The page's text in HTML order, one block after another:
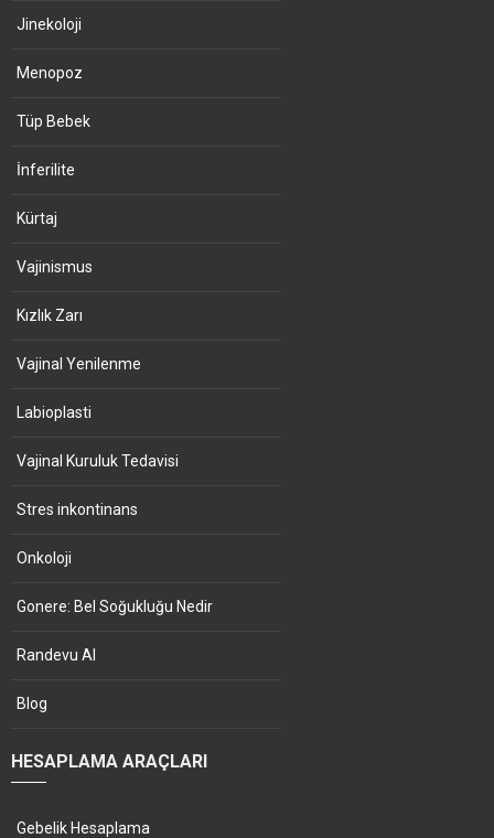
Jinekoloji
Menopoz
Tüp Bebek
İnferilite
Kürtaj
Vajinismus
Kızlık Zarı
Vajinal Yenilenme
Labioplasti
Vajinal Kuruluk Tedavisi
Stres inkontinans
Onkoloji
Gonere: Bel Soğukluğu Nedir
Randevu Al
Blog
HESAPLAMA ARAÇLARI
Gebelik Hesaplama